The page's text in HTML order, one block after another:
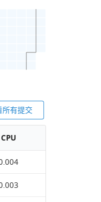
所有提交
CPU